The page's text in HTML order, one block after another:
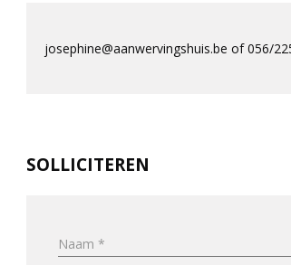
josephine@aanwervingshuis.be of 056/
SOLLICITEREN